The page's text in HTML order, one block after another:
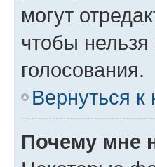
могут
чтобы
голосования.
Вернуться к
Почему мне